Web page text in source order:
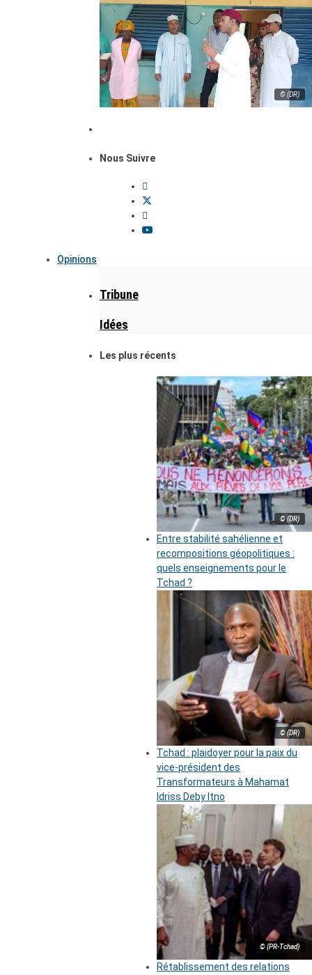
© (DR)
Nous Suivre
Opinions
Tribune
Idées
Les plus récents
© (DR)
Entre stabilité sahélienne et
recompositions géopolitiques :
quels enseignements pour le
Tchad ?
© (DR)
Tchad : plaidoyer pour la paix du
vice-président des
Transformateurs à Mahamat
Idriss Deby Itno
© (PR-Tchad)
Rétablissement des relations